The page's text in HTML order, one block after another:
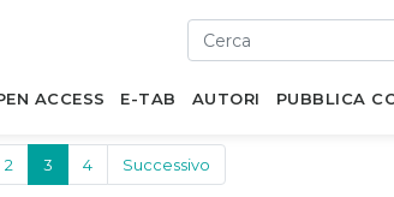
ACCESS E-TAB AUTORI PUBBLICA
2 3 4 Successivo